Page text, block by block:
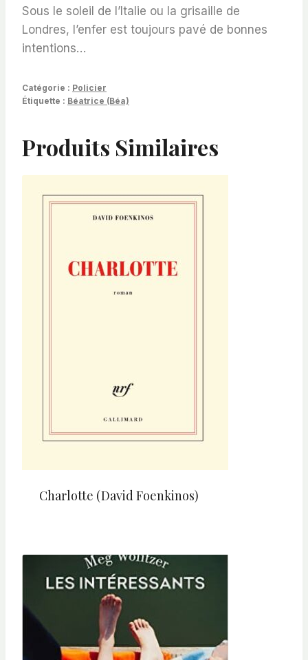
Sous le soleil de l’Italie ou la grisaille de
Londres, l’enfer est toujours pavé de bonnes
intentions…
Catégorie : Policier
Étiquette : Béatrice (Béa)
Produits Similaires
Charlotte (David Foenkinos)